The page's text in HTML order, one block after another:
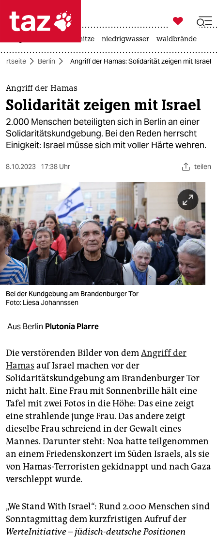
 taz zahl ich
taz zahl ich
themen
politik
öko
gesellschaft
sport
berlin
nord
wahrheit
verlag
verlag
veranstaltungen
fragen & hilfe
unterstützen
abo
genossenschaft
epaper login

taz zahl ich
hitze niedrigwasser waldbrände
Berlin Angriff der Hamas: Solidarität zeigen mit Israel
Angriff der Hamas
Solidarität zeigen mit Israel
2.000 Menschen beteiligten sich in Berlin an einer
Solidaritätskundgebung. Bei den Reden herrscht
Einigkeit: Israel müsse sich mit voller Härte wehren.
8.10.2023 17:38 Uhr teilen
Bei der Kundgebung am Brandenburger Tor
Foto: Liesa Johannssen
Aus Berlin Plutonia Plarre
Die verstörenden Bilder von demAngriff der
Hamas auf Israel machen vor der
Solidaritätskundgebung am Brandenburger Tor
nicht halt. Eine Frau mit Sonnenbrille hält eine
Tafel mit zwei Fotos in die Höhe: Das eine zeigt
eine strahlende junge Frau. Das andere zeigt
dieselbe Frau schreiend in der Gewalt eines
Mannes. Darunter steht: Noa hatte teilgenommen
an einem Friedenskonzert im Süden Israels, als sie
von Hamas-Terroristen gekidnappt und nach Gaza
verschleppt wurde.
„We Stand With Israel“: Rund 2.000 Menschen sind
Sonntagmittag dem kurzfristigen Aufruf der
WerteInitiative – jüdisch-deutsche Positionen